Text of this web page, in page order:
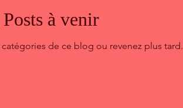
Posts à venir
de ce blog ou revenez plus tard.